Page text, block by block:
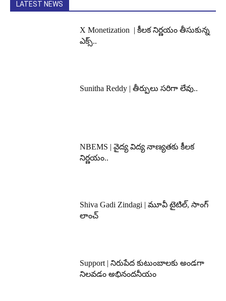
LATEST NEWS
X Monetization | కీలక నిర్ణయం తీసుకున్న
ఎక్స్..
Sunitha Reddy | తీర్పులు సరిగా లేవు..
NBEMS | వైద్య విద్య నాణ్యతకు కీలక
నిర్ణయం..
Shiva Gadi Zindagi | మూవీ టైటిల్, సాంగ్
లాంచ్
Support | నిరుపేద కుటుంబాలకు అండగా
నిలవడం అభినందనీయం